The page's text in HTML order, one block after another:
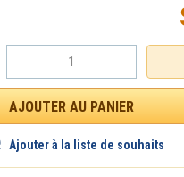
Ajouter à la liste de souhaits